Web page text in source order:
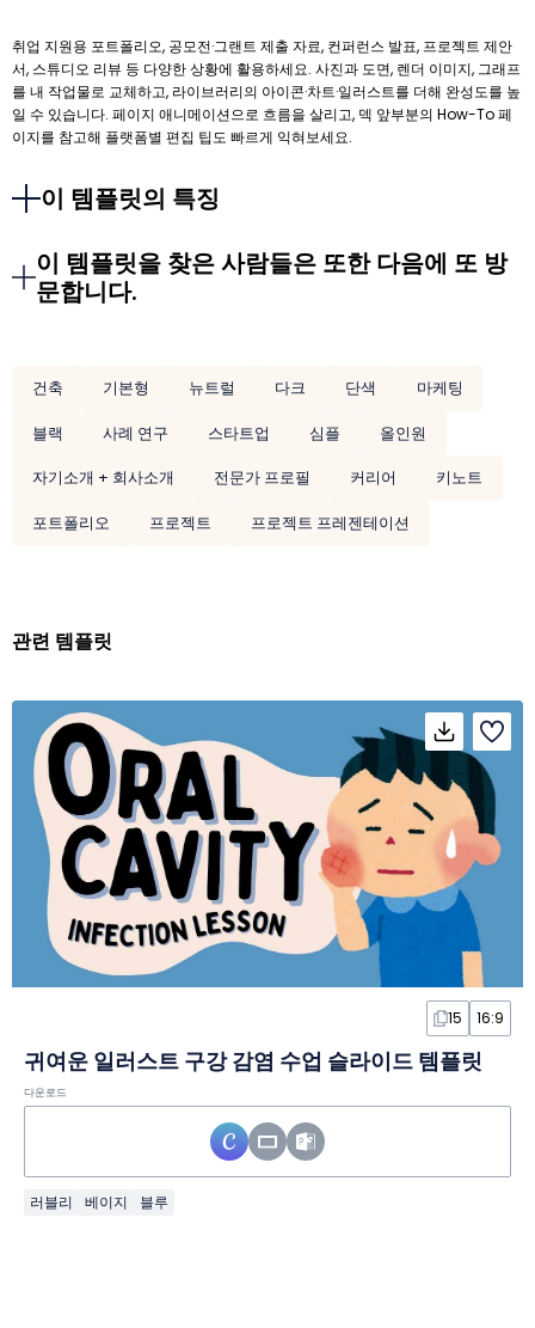
취업 지원용 포트폴리오, 공모전·그랜트 제출 자료, 컨퍼런스 발표, 프로젝트 제안
서, 스튜디오 리뷰 등 다양한 상황에 활용하세요. 사진과 도면, 렌더 이미지, 그래프
를 내 작업물로 교체하고, 라이브러리의 아이콘·차트·일러스트를 더해 완성도를 높
일 수 있습니다. 페이지 애니메이션으로 흐름을 살리고, 덱 앞부분의 How-To 페
이지를 참고해 플랫폼별 편집 팁도 빠르게 익혀보세요.
이 템플릿의 특징
이 템플릿을 찾은 사람들은 또한 다음에 또 방
문합니다.
건축 기본형 뉴트럴 다크 단색
마케팅
블랙
사례 연구 스타트업 심플
올인원
자기소개 + 회사소개
전문가 프로필 커리어
키노트
포트폴리오
프로젝트 프로젝트 프레젠테이션
관련 템플릿
15 16:9
귀여운 일러스트 구강 감염 수업 슬라이드 템플릿
다운로드
러블리 베이지 블루